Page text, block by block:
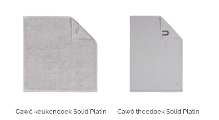
Cawö keukendoek Solid Platin Cawö theedoek Solid Platin